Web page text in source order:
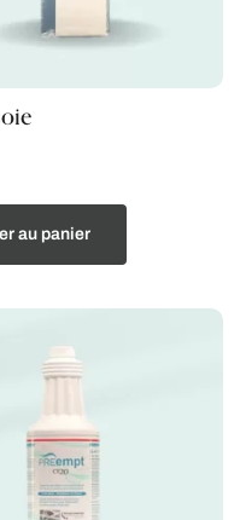
au panier